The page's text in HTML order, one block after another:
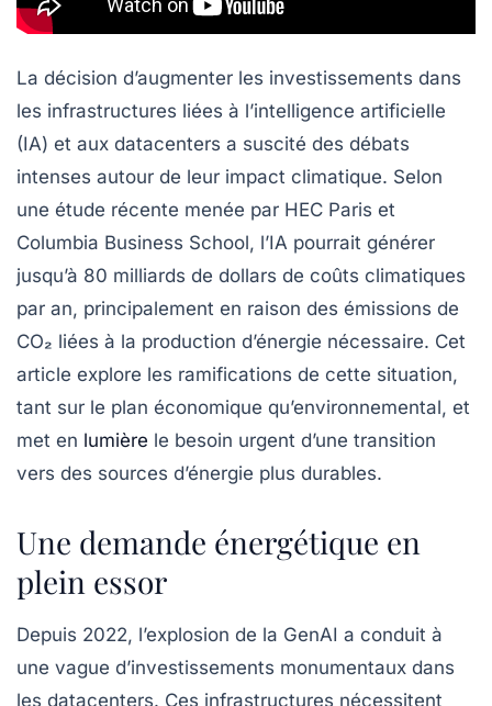
La décision d’augmenter les investissements dans
les infrastructures liées à l’intelligence artificielle
(IA) et aux datacenters a suscité des débats
intenses autour de leur impact climatique. Selon
une étude récente menée par HEC Paris et
Columbia Business School, l’IA pourrait générer
jusqu’à 80 milliards de dollars de coûts climatiques
par an, principalement en raison des émissions de
CO₂ liées à la production d’énergie nécessaire. Cet
article explore les ramifications de cette situation,
tant sur le plan économique qu’environnemental, et
met en lumière le besoin urgent d’une transition
vers des sources d’énergie plus durables.
Une demande énergétique en
plein essor
Depuis 2022, l’explosion de la GenAI a conduit à
une vague d’investissements monumentaux dans
les datacenters. Ces infrastructures nécessitent